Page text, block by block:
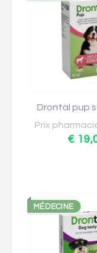
Drontal pup
Prix
€
MÉDECINE